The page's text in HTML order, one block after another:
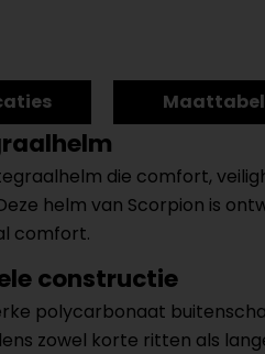
Maattabel
die comfort,
helm van Scorpion is
comfort.
constructie
polycarbonaat
zowel korte ritten als